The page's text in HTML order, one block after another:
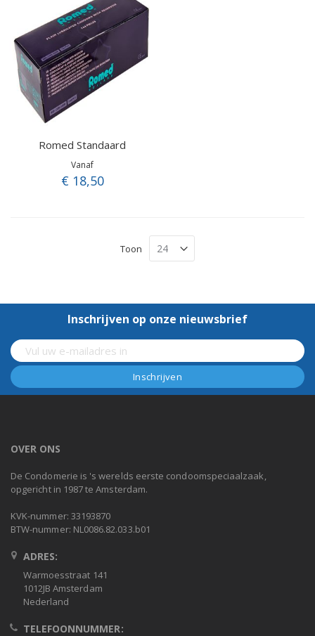
Romed Standaard
Vanaf
€ 18,50
Toon
Inschrijven op onze nieuwsbrief
OVER ONS
De Condomerie is 's werelds eerste condoomspeciaalzaak,
opgericht in 1987 te Amsterdam.
KVK-nummer: 33193870
BTW-nummer: NL0086.82.033.b01
ADRES:
Warmoesstraat 141
1012JB Amsterdam
Nederland
TELEFOONNUMMER: